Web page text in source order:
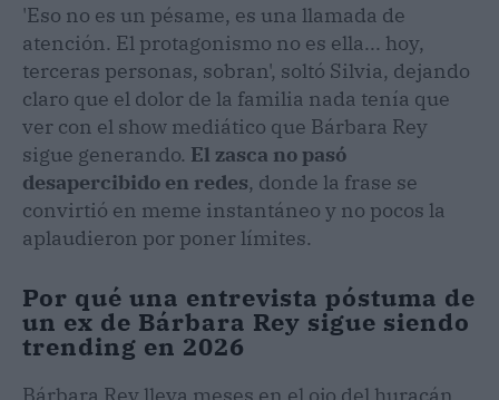
'Eso no es un pésame, es una llamada de
atención. El protagonismo no es ella... hoy,
terceras personas, sobran', soltó Silvia, dejando
claro que el dolor de la familia nada tenía que
ver con el show mediático que Bárbara Rey
sigue generando. El zasca no pasó
desapercibido en redes, donde la frase se
convirtió en meme instantáneo y no pocos la
aplaudieron por poner límites.
Por qué una entrevista póstuma de
un ex de Bárbara Rey sigue siendo
trending en 2026
Bárbara Rey lleva meses en el ojo del huracán